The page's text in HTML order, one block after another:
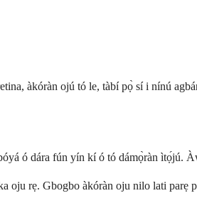
àkóràn ojú tó le, tàbí pọ̀ sí i nínú
ó dára fún yín kí ó tó dámọ̀ràn
rẹ. Gbogbo àkóràn oju nilo lati parẹ